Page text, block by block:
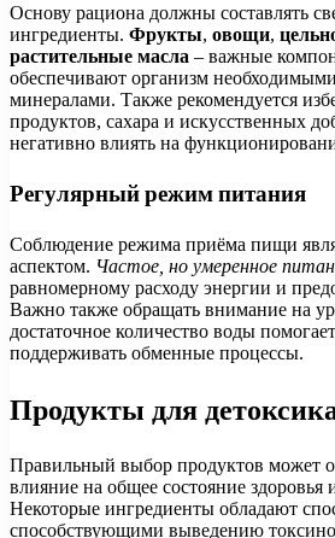
Основу рациона должны составлять
ингредиенты. Фрукты, овощи,
растительные масла – важные
обеспечивают организм
минералами. Также рекомендуется
продуктов, сахара и искусственных
негативно влиять на
Регулярный режим питания
Соблюдение режима приёма пищи
аспектом. Частое, но умеренное
равномерному расходу энергии и
Важно также обращать внимание на
достаточное количество воды
поддерживать обменные процессы.
Продукты для
Правильный выбор продуктов может
влияние на общее состояние здоровья
Некоторые ингредиенты обладают
способствующими выведению